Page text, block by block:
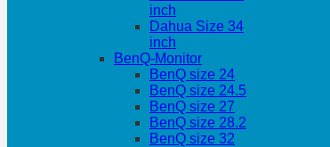
inch
Dahua Size 34
inch
BenQ-Monitor
BenQ size 24
BenQ size 24.5
BenQ size 27
BenQ size 28.2
BenQ size 32